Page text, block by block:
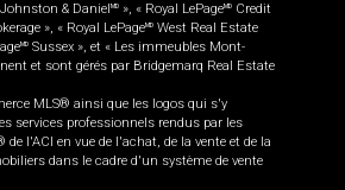
& Daniel MD », « Royal LePageMD
Credit
», « Royal LePageMD West Real Estate
MD Sussex », et « Les immeubles Mont-
et sont gérés par Bridgemarq Real Estate
MLS® ainsi que les logos qui s'y
services professionnels rendus par les
de l'ACI en vue de l'achat, de la vente et de la
dans le cadre d'un système de vente